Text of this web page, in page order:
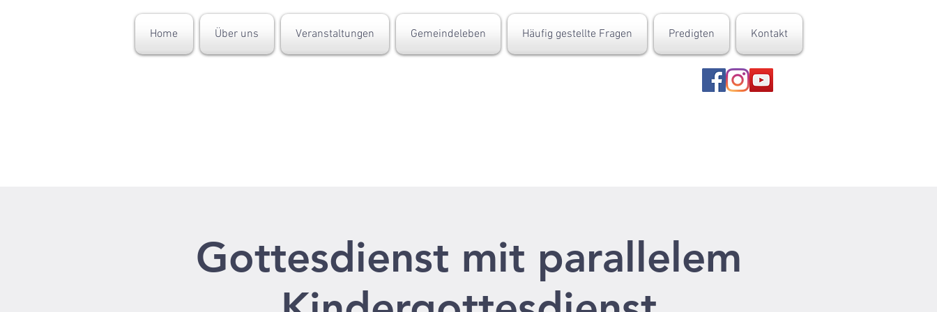
Home Über uns Veranstaltungen Gemeindeleben Häufig gestellte Fragen Predigten Kontakt
Gottesdienst mit parallelem